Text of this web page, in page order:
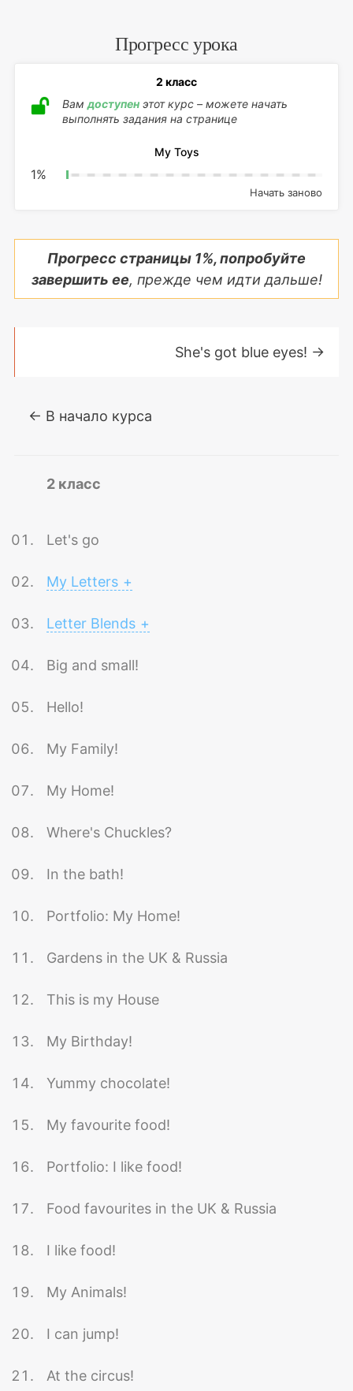
Прогресс урока
2 класс
Вам доступенэтот курс – можете начать
выполнять задания на странице
My Toys
1%
Начать заново
Прогресс страницы 1%, попробуйте
завершить ее, прежде чем идти дальше!
← В начало курса
She's got blue eyes! →
2 класс
Let's go
My Letters +
Letter Blends +
Big and small!
Hello!
My Family!
My Home!
Where's Chuckles?
In the bath!
Portfolio: My Home!
Gardens in the UK & Russia
This is my House
My Birthday!
Yummy chocolate!
My favourite food!
Portfolio: I like food!
Food favourites in the UK & Russia
I like food!
My Animals!
I can jump!
At the circus!